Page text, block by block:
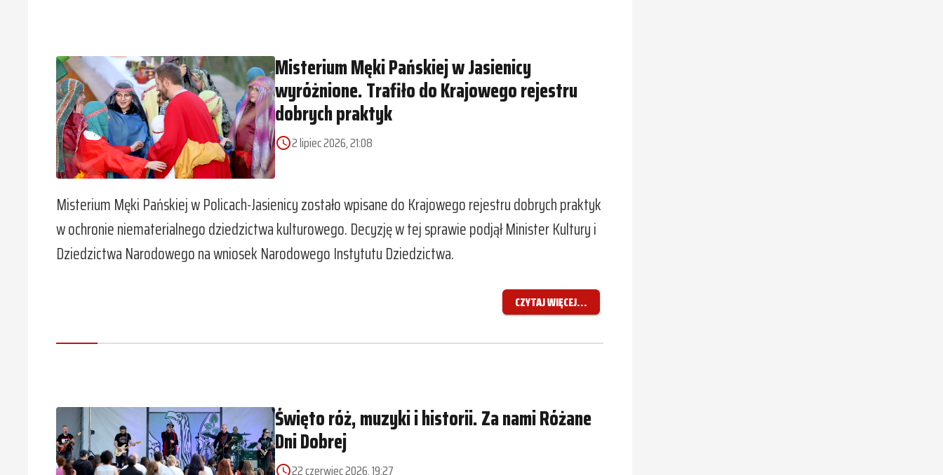
Misterium Męki Pańskiej w Jasienicy
wyróżnione. Trafiło do Krajowego rejestru
dobrych praktyk
access_time2 lipiec 2026, 21:08
Misterium Męki Pańskiej w Policach-Jasienicy zostało wpisane do Krajowego rejestru dobrych praktyk
w ochronie niematerialnego dziedzictwa kulturowego. Decyzję w tej sprawie podjął Minister Kultury i
Dziedzictwa Narodowego na wniosek Narodowego Instytutu Dziedzictwa.
CZYTAJ WIĘCEJ...
Święto róż, muzyki i historii. Za nami Różane
Dni Dobrej
access_time22 czerwiec 2026, 19:27